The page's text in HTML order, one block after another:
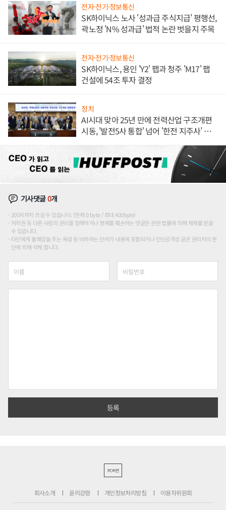
전자·전기·정보통신
SK하이닉스 노사 '성과급 주식지급' 평행선,
곽노정 'N% 성과급' 법적 논란 벗을지 주목
전자·전기·정보통신
SK하이닉스, 용인 'Y2' 팹과 청주 'M17' 팹
건설에 54조 투자 결정
정치
AI시대 맞아 25년 만에 전력산업 구조개편
시동, '발전5사 통합' 넘어 '한전 지주사' 재편
기사댓글0개
200자까지 쓰실 수 있습니다. (현재 0 byte / 최대 400byte)
저작권 등 다른 사람의 권리를 침해하거나 명예를 훼손하는 댓글은 관련 법률에 의해 제재를 받을
수 있습니다.
타인에게 불쾌감을 주는 욕설 등 비하하는 단어가 내용에 포함되거나 인신공격성 글은 관리자의 판
단에 의해 삭제 합니다.
PC버전
회사소개 윤리강령 개인정보처리방침 이용자위원회